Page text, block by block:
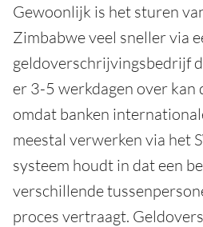
Gewoonlijk is het sturen
Zimbabwe veel sneller via
geldoverschrijvingsbedrijf
er 3-5 werkdagen over kan
omdat banken
meestal verwerken via het
systeem houdt in dat een
verschillende
proces vertraagt.